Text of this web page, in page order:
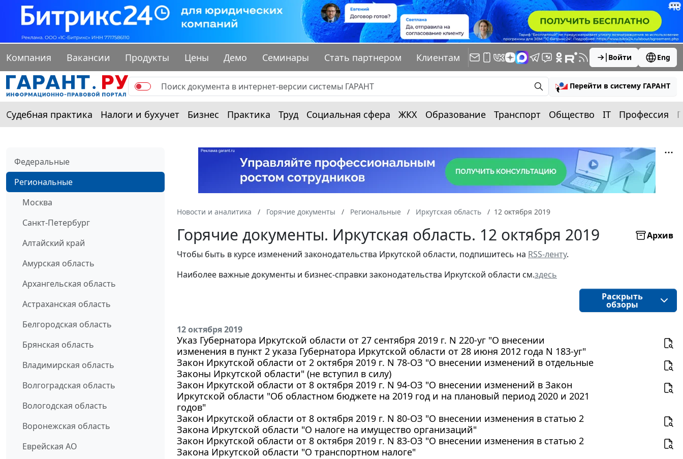
Компания Вакансии Продукты Цены Демо Семинары Стать партнером Клиентам Войти Eng
Перейти в систему ГАРАНТ
Судебная практика Налоги и бухучет Бизнес Практика Труд Социальная сфера ЖКХ Образование Транспорт Общество IT Профессия
Федеральные
Региональные
Москва
Санкт-Петербург
Алтайский край
Амурская область
Архангельская область
Астраханская область
Белгородская область
Брянская область
Владимирская область
Волгоградская область
Вологодская область
Воронежская область
Еврейская АО
Новости и аналитика Горячие документы Региональные Иркутская область 12 октября 2019
Горячие документы. Иркутская область. 12 октября 2019
Архив
Чтобы быть в курсе изменений законодательства Иркутской области, подпишитесь на RSS-ленту.
Наиболее важные документы и бизнес-справки законодательства Иркутской области см.здесь
Раскрыть
обзоры
12 октября 2019
Указ Губернатора Иркутской области от 27 сентября 2019 г. N 220-уг "О внесении
изменения в пункт 2 указа Губернатора Иркутской области от 28 июня 2012 года N 183-уг"
Закон Иркутской области от 2 октября 2019 г. N 78-ОЗ "О внесении изменений в отдельные
Законы Иркутской области" (не вступил в силу)
Закон Иркутской области от 8 октября 2019 г. N 94-ОЗ "О внесении изменений в Закон
Иркутской области "Об областном бюджете на 2019 год и на плановый период 2020 и 2021
годов"
Закон Иркутской области от 8 октября 2019 г. N 80-ОЗ "О внесении изменения в статью 2
Закона Иркутской области "О налоге на имущество организаций"
Закон Иркутской области от 8 октября 2019 г. N 83-ОЗ "О внесении изменения в статью 2
Закона Иркутской области "О транспортном налоге"